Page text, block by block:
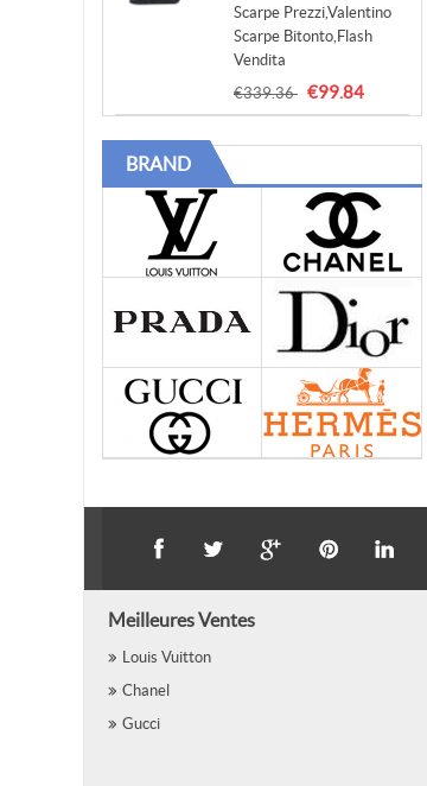
Scarpe Prezzi,valentino
Scarpe Bitonto,Flash
Vendita
€339.36 €99.84
BRAND
Meilleures Ventes
Louis Vuitton
Chanel
Gucci